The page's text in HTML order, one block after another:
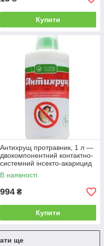
Купити
Антихрущ протравник, 1 л —
двокомпонентний контактно-
системний інсекто-акарицид
В наявності
994 ₴
Купити
ще